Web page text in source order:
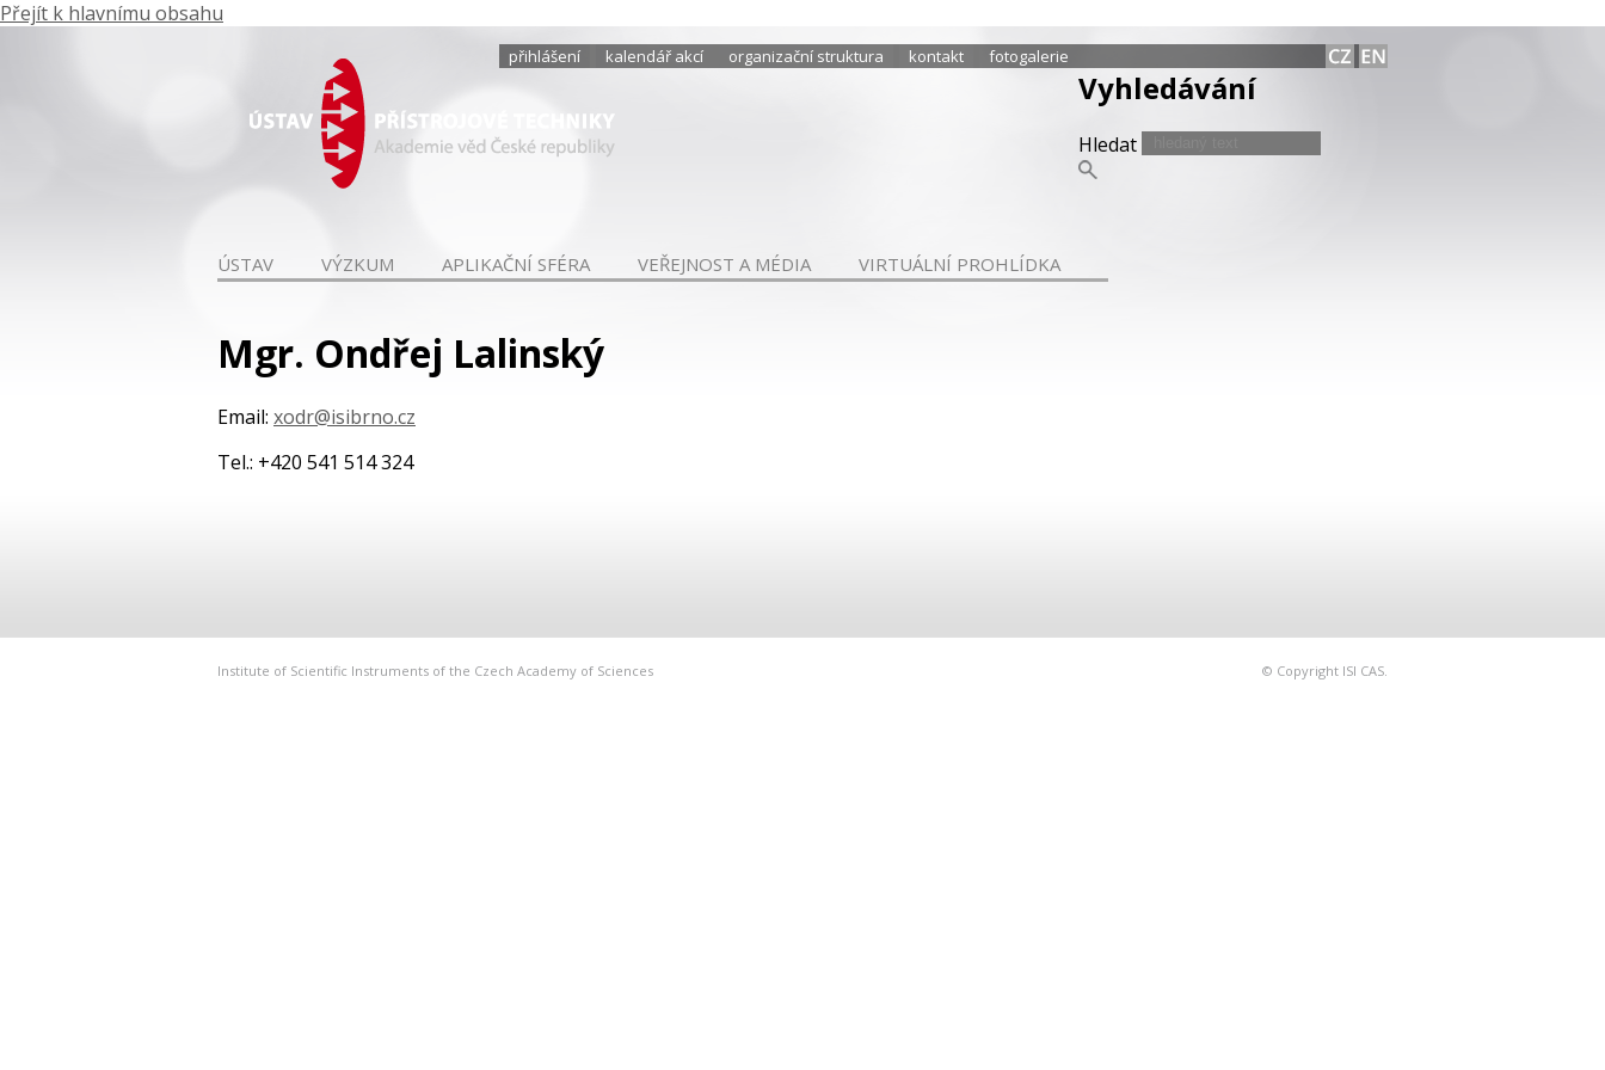
Přejít k hlavnímu obsahu
přihlášení kalendář akcí organizační struktura kontakt fotogalerie
Vyhledávání
Hledat
ÚSTAV VÝZKUM APLIKAČNÍ SFÉRA VEŘEJNOST A MÉDIA VIRTUÁLNÍ PROHLÍDKA
Mgr. Ondřej Lalinský
Email: xodr@isibrno.cz
Tel.: +420 541 514 324
© Copyright ISI CAS.
Institute of Scientific Instruments of the Czech Academy of Sciences